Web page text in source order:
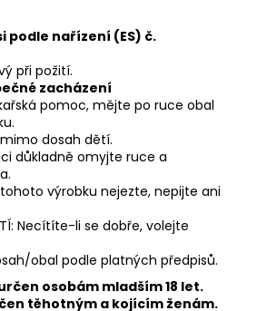
podle nařízení (ES) č.
při požití.
zacházení
pomoc, mějte po ruce obal
dosah dětí.
důkladně omyjte ruce a
tohoto výrobku nejezte, nepijte ani
Necítíte-li se dobře, volejte
obal podle platných předpisů.